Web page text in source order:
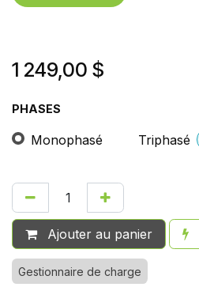
1 249,00 $
PHASES
Monophasé Triphasé
Ajouter au panier
Gestionnaire de charge